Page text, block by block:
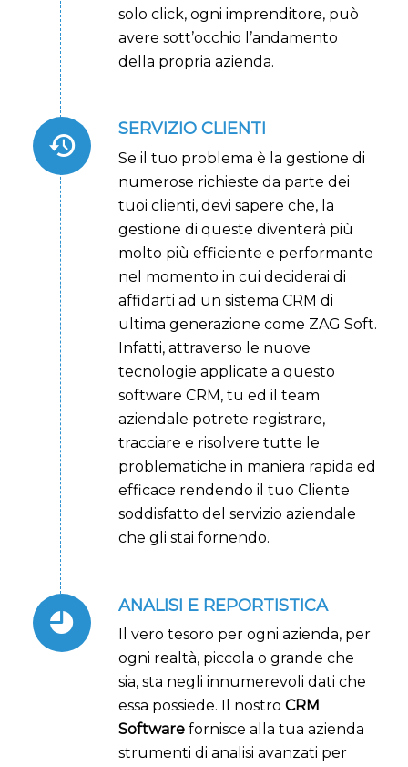
solo click, ogni imprenditore, può
avere sott’occhio l’andamento
della propria azienda.
SERVIZIO CLIENTI
Se il tuo problema è la gestione di
numerose richieste da parte dei
tuoi clienti, devi sapere che, la
gestione di queste diventerà più
molto più efficiente e performante
nel momento in cui deciderai di
affidarti ad un sistema CRM di
ultima generazione come ZAG Soft.
Infatti, attraverso le nuove
tecnologie applicate a questo
software CRM, tu ed il team
aziendale potrete registrare,
tracciare e risolvere tutte le
problematiche in maniera rapida ed
efficace rendendo il tuo Cliente
soddisfatto del servizio aziendale
che gli stai fornendo.
ANALISI E REPORTISTICA
Il vero tesoro per ogni azienda, per
ogni realtà, piccola o grande che
sia, sta negli innumerevoli dati che
essa possiede. Il nostro CRM
Softwarefornisce alla tua azienda
strumenti di analisi avanzati per